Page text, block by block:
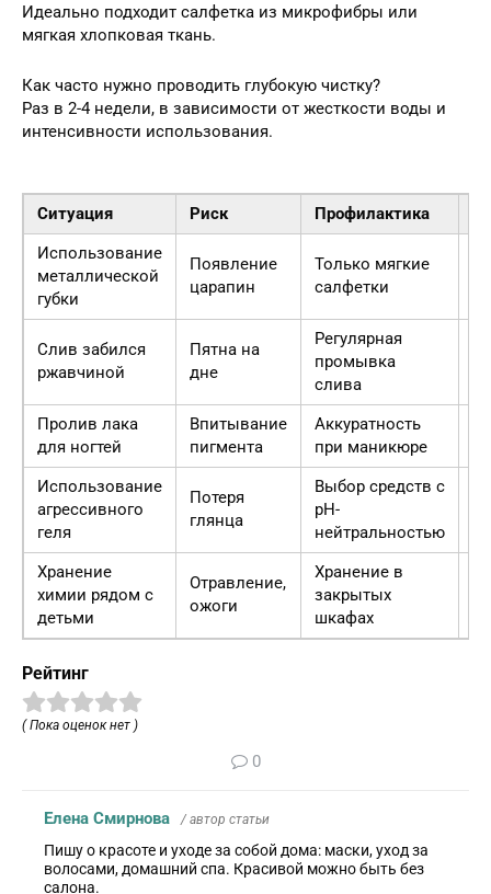
Идеально подходит салфетка из микрофибры или
мягкая хлопковая ткань.
Как часто нужно проводить глубокую чистку?
Раз в 2-4 недели, в зависимости от жесткости воды и
интенсивности использования.
Ситуация Риск Профилактика
Использование
металлической
губки
Появление
царапин
Только мягкие
салфетки
Слив забился
ржавчиной
Пятна на
дне
Регулярная
промывка
слива
Пролив лака
для ногтей
Впитывание
пигмента
Аккуратность
при маникюре
Использование
агрессивного
геля
Потеря
глянца
Выбор средств с
pH-
нейтральностью
Хранение
химии рядом с
детьми
Отравление,
ожоги
Хранение в
закрытых
шкафах
Рейтинг
( Пока оценок нет )
0
Елена Смирнова / автор статьи
Пишу о красоте и уходе за собой дома: маски, уход за
волосами, домашний спа. Красивой можно быть без
салона.